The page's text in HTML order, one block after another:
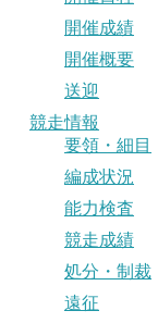
開催成績
開催概要
送迎
競走情報
要領・細目
編成状況
能力検査
競走成績
処分・制裁
遠征